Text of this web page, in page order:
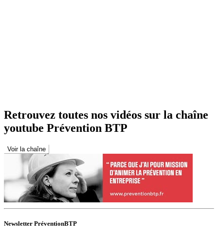
Retrouvez toutes nos vidéos sur la chaîne
youtube Prévention BTP
Voir la chaîne
Newsletter PréventionBTP